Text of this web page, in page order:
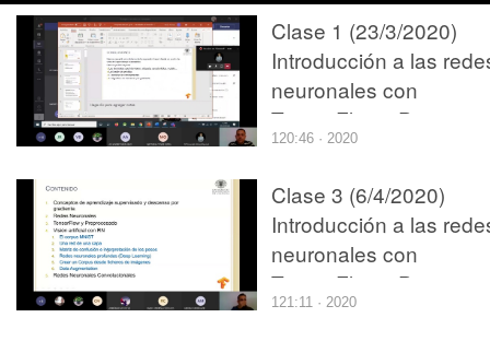
Clase 1 (23/3/2020)
Introducción a las
neuronales con
TensorFlow - Proyecto
Robótica
120:46 · 2020
Clase 3 (6/4/2020)
Introducción a las
neuronales con
TensorFlow - Proyecto
Robótica
121:11 · 2020